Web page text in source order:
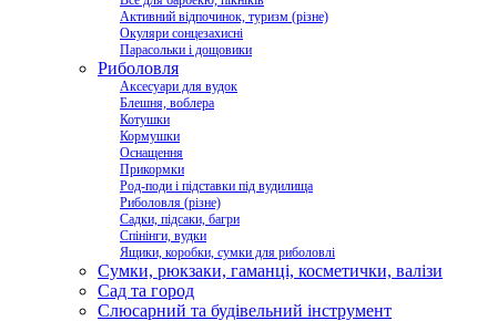
Активний відпочинок, туризм (різне)
Окуляри сонцезахисні
Парасольки і дощовики
Риболовля
Аксесуари для вудок
Блешня, воблера
Котушки
Кормушки
Оснащення
Прикормки
Род-поди і підставки під вудилища
Риболовля (різне)
Садки, підсаки, багри
Спінінги, вудки
Ящики, коробки, сумки для риболовлі
Сумки, рюкзаки, гаманці, косметички, валізи
Сад та город
Слюсарний та будівельний інструмент